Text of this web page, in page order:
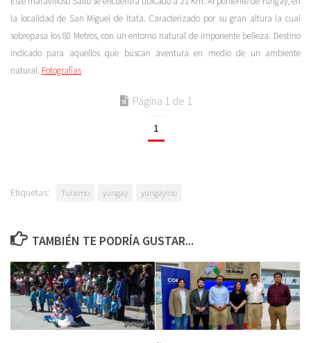
la localidad de San Miguel de Itata. Caracterizado por su gran altura la cual
sobrepasa los 80 Metros, con un entorno natural de imponente belleza. Destino
indicado para aquellos que buscan aventura en medio de un ambiente
natural. Fotografías
Página 1 de 1
1
Etiquetas: Turismo yungay yungayino
TAMBIÉN TE PODRÍA GUSTAR...